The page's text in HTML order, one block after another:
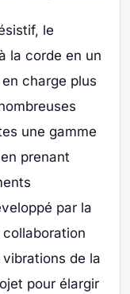
le
la corde en un
charge plus
une gamme
prenant
par la
de la
pour élargir